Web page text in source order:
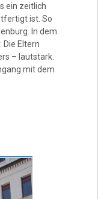
ein zeitlich
ist. So
In dem
Die Eltern
– lautstark.
mit dem